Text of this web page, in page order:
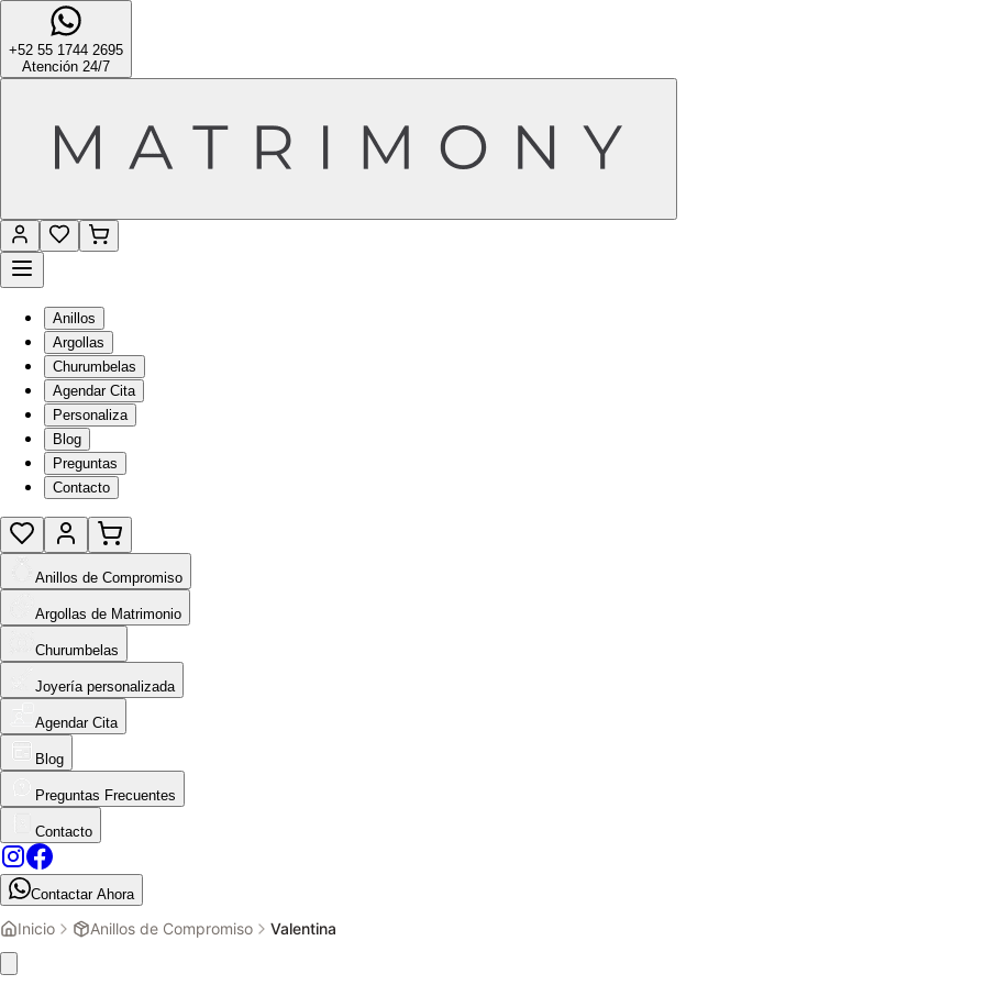
+52 55 1744 2695
Atención 24/7
Anillos
Argollas
Churumbelas
Agendar Cita
Personaliza
Blog
Preguntas
Contacto
Anillos de Compromiso
Argollas de Matrimonio
Churumbelas
Joyería personalizada
Agendar Cita
Blog
Preguntas Frecuentes
Contacto
Contactar Ahora
Inicio Anillos de Compromiso Valentina